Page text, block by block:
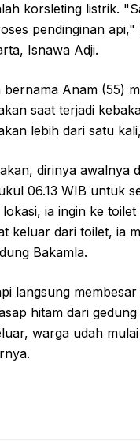
korsleting listrik.
pendinginan api,"
Isnawa Adji.
bernama Anam (55)
saat terjadi
lebih dari satu
dirinya awalnya
06.13 WIB untuk
ia ingin ke toilet
keluar dari toilet, ia
Bakamla.
langsung membesar
hitam dari
warga udah